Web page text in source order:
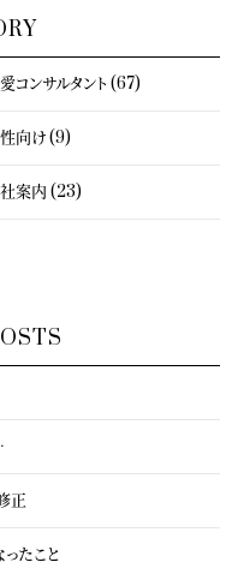
コンサルタント (67)
向け (9)
案内 (23)
正
たこと